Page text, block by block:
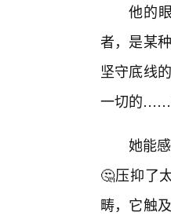
他的
者，是某
坚守底线
一切的……
她能
🤔压抑了
畴，它触